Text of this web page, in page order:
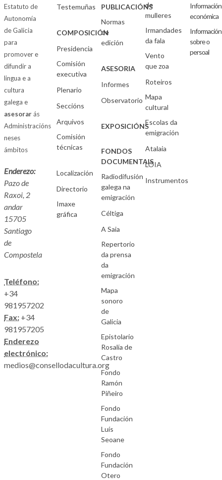
Estatuto de
Autonomía
de Galicia
para
promover e
difundir a
lingua e a
cultura
galega e
asesorarás
Administracións
neses
ámbitos
Enderezo:
Pazo de
Raxoi, 2
andar
15705
Santiago
de
Compostela
Teléfono:
+34
981957202
Fax: +34
981957205
Enderezo
electrónico:
medios@consellodacultura.org
Testemuñas
COMPOSICIÓN
Presidencia
Comisión
executiva
Plenario
Seccións
Arquivos
Comisión
técnicas
Localización
Directorio
Imaxe
gráfica
PUBLICACIÓNS
Normas
de
edición
ASESORIA
Informes
Observatorio
EXPOSICIÓNS
FONDOS
DOCUMENTAIS
Radiodifusión
galega na
emigración
Céltiga
A Saia
Repertorio
da prensa
da
emigración
Mapa
sonoro
de
Galicia
Epistolario
Rosalía de
Castro
Fondo
Ramón
Piñeiro
Fondo
Fundación
Luís
Seoane
Fondo
Fundación
Otero
de
mulleres
Irmandades
da fala
Vento
que zoa
Roteiros
Mapa
cultural
Escolas da
emigración
Atalaia
LOIA
Instrumentos
Información
económica
Información
sobre o
persoal